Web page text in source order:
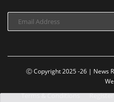
Ⓒ Copyright 2025 -26 | News
Terms & Conditions